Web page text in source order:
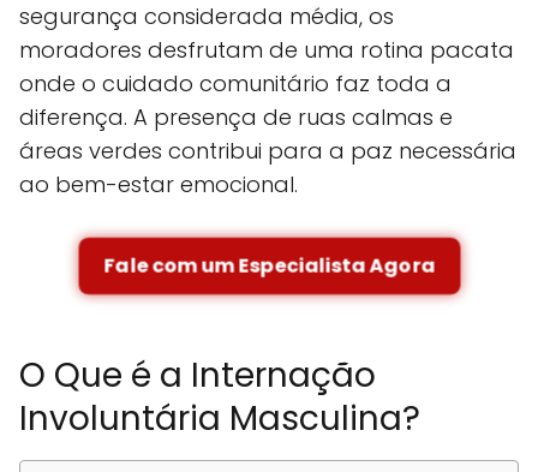
segurança considerada média, os
moradores desfrutam de uma rotina pacata
onde o cuidado comunitário faz toda a
diferença. A presença de ruas calmas e
áreas verdes contribui para a paz necessária
ao bem-estar emocional.
Fale com um Especialista Agora
O Que é a Internação
Involuntária Masculina?